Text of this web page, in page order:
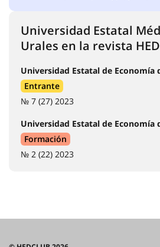
Universidad Estatal
Urales en la revista HED
Universidad Estatal de Economía
Entrante
№ 7 (27) 2023
Universidad Estatal de Economía
Formación
№ 2 (22) 2023